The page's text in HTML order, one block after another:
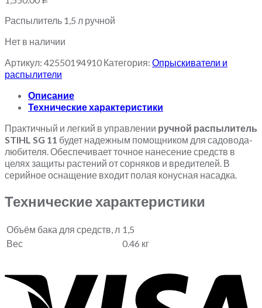
Распылитель 1,5 л ручной
Нет в наличии
Артикул: 42550194910 Категория: Опрыскиватели и
распылители
Описание
Технические характеристики
Практичный и легкий в управлении ручной распылитель
STIHL SG 11 будет надежным помощником для садовода-
любителя. Обеспечивает точное нанесение средств в
целях защиты растений от сорняков и вредителей. В
серийное оснащение входит полая конусная насадка.
Технические характеристики
Объём бака для средств, л 1,5
Вес
0.46 кг